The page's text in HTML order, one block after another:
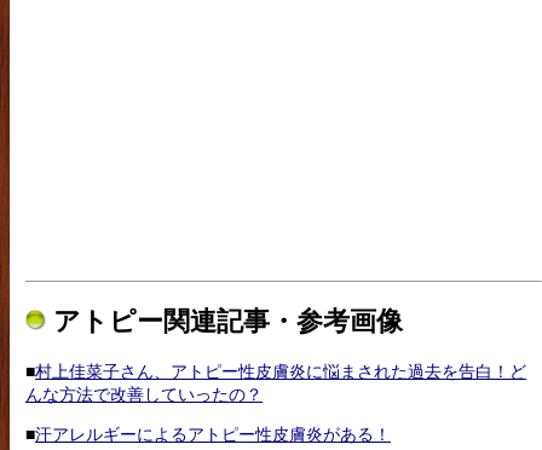
アトピー関連記事・参考画像
■村上佳菜子さん、アトピー性皮膚炎に悩まされた過去を告白！ど
んな方法で改善していったの？
■汗アレルギーによるアトピー性皮膚炎がある！